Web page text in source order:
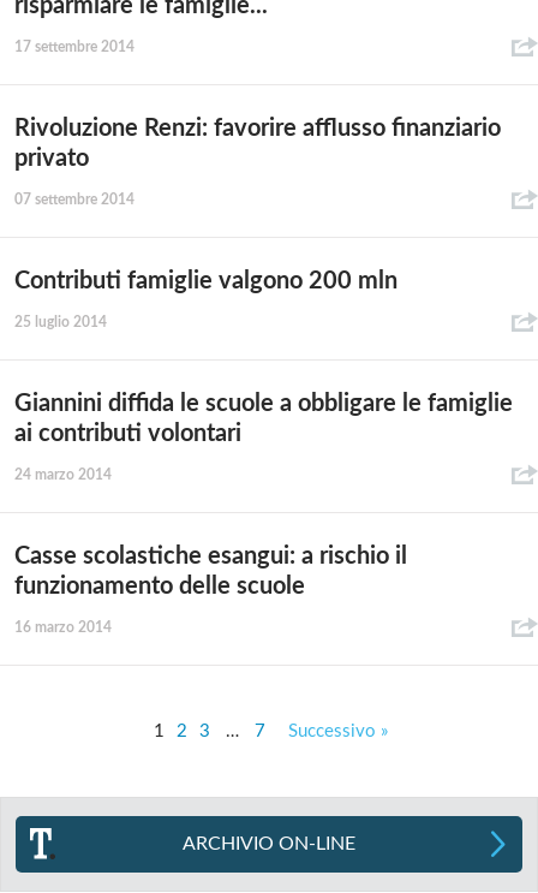
risparmiare le famiglie...
17 settembre 2014
Rivoluzione Renzi: favorire afflusso finanziario
privato
07 settembre 2014
Contributi famiglie valgono 200 mln
25 luglio 2014
Giannini diffida le scuole a obbligare le famiglie
ai contributi volontari
24 marzo 2014
Casse scolastiche esangui: a rischio il
funzionamento delle scuole
16 marzo 2014
1 2 3 … 7 Successivo »
ARCHIVIO ON-LINE